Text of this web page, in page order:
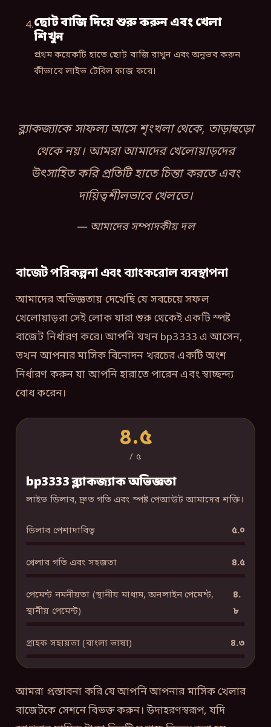
ছোট বাজি দিয়ে শুরু করুন এবং খেলা
শিখুন
প্রথম কয়েকটি হাতে ছোট বাজি রাখুন এবং অনুভব করুন
কীভাবে লাইভ টেবিল কাজ করে।
ব্ল্যাকজ্যাকে সাফল্য আসে শৃংখলা থেকে, তাড়াহুড়ো
থেকে নয়। আমরা আমাদের খেলোয়াড়দের
উৎসাহিত করি প্রতিটি হাতে চিন্তা করতে এবং
দায়িত্বশীলভাবে খেলতে।
আমাদের সম্পাদকীয় দল
বাজেট পরিকল্পনা এবং ব্যাংকরোল ব্যবস্থাপনা
আমাদের অভিজ্ঞতায় দেখেছি যে সবচেয়ে সফল
খেলোয়াড়রা সেই লোক যারা শুরু থেকেই একটি স্পষ্ট
বাজেট নির্ধারণ করে। আপনি যখন bp3333 এ আসেন,
তখন আপনার মাসিক বিনোদন খরচের একটি অংশ
নির্ধারণ করুন যা আপনি হারাতে পারেন এবং স্বাচ্ছন্দ্য
বোধ করেন।
৪.৫
/ ৫
bp3333 ব্ল্যাকজ্যাক অভিজ্ঞতা
লাইভ ডিলার, দ্রুত গতি এবং স্পষ্ট পেআউট আমাদের শক্তি।
ডিলার পেশাদারিত্ব ৫.০
খেলার গতি এবং সহজতা ৪.৫
পেমেন্ট নমনীয়তা (স্থানীয় মাধ্যম, অনলাইন পেমেন্ট,
স্থানীয় পেমেন্ট)
৪.
৮
গ্রাহক সহায়তা (বাংলা ভাষা) ৪.৩
আমরা প্রস্তাবনা করি যে আপনি আপনার মাসিক খেলার
বাজেটকে সেশনে বিভক্ত করুন। উদাহরণস্বরূপ, যদি